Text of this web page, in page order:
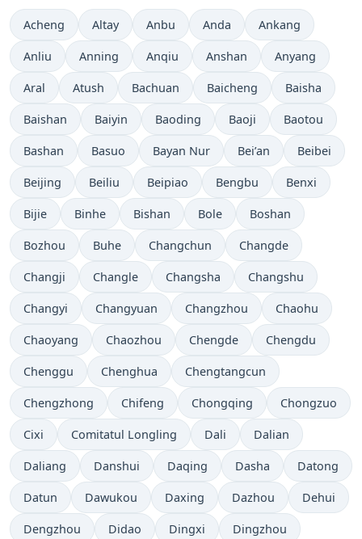
Acheng Altay Anbu Anda Ankang
Anliu Anning Anqiu Anshan Anyang
Aral Atush Bachuan Baicheng Baisha
Baishan Baiyin Baoding Baoji Baotou
Bashan Basuo Bayan Nur Bei’an Beibei
Beijing Beiliu Beipiao Bengbu Benxi
Bijie Binhe Bishan Bole Boshan
Bozhou Buhe Changchun Changde
Changji Changle Changsha Changshu
Changyi Changyuan Changzhou Chaohu
Chaoyang Chaozhou Chengde Chengdu
Chenggu Chenghua Chengtangcun
Chengzhong Chifeng Chongqing Chongzuo
Cixi Comitatul Longling Dali Dalian
Daliang Danshui Daqing Dasha Datong
Datun Dawukou Daxing Dazhou Dehui
Dengzhou Didao Dingxi Dingzhou